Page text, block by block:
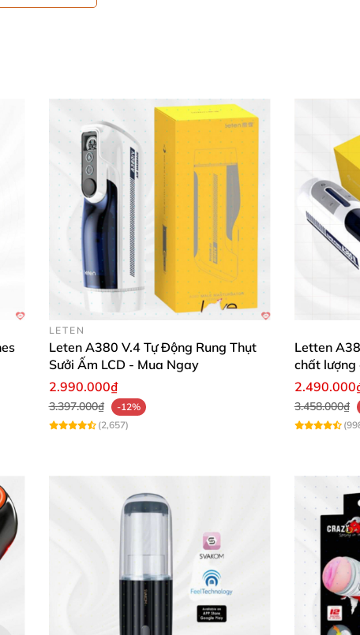
chơi sáng tạo.
Rung Mạnh Âm Thanh Tai Nghe
LETEN
Leten A380 V.4 Tự Động Rung Thụt
Sưởi Ấm LCD - Mua Ngay
2.990.000₫
3.397.000₫
-12%
(2,657)
Letten
chất
3.458.000₫